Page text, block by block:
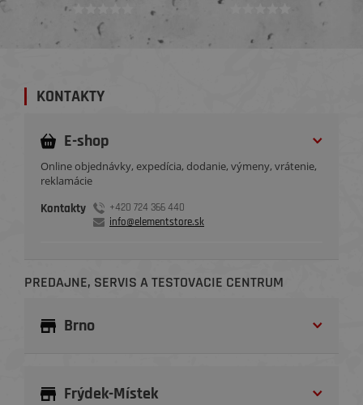
KONTAKTY
E-shop
Online objednávky, expedícia, dodanie, výmeny, vrátenie,
reklamácie
Kontakty
+420 724 366 440
info@elementstore.sk
PREDAJNE, SERVIS A TESTOVACIE CENTRUM
Brno
Frýdek-Místek